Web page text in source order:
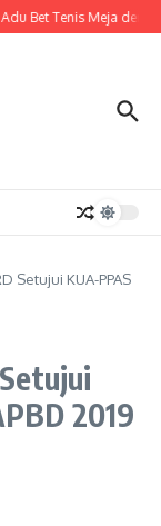
Bet Tenis Meja
Setujui KUA-PPAS
2019